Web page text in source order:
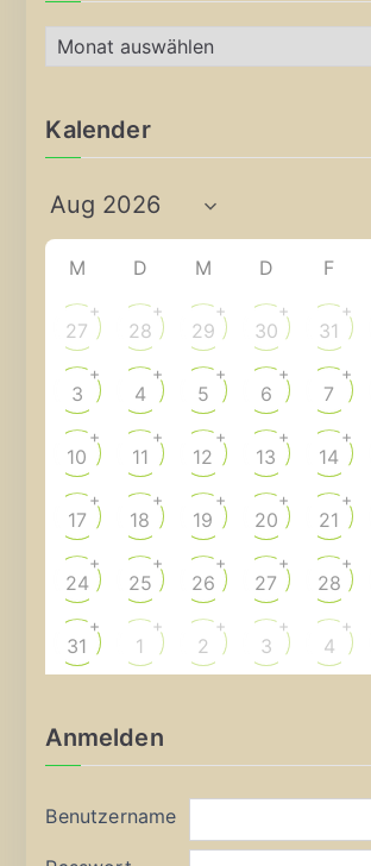
r
h
v
Kalender
M D M D F
27
+
28
+
29
+
30
+
31
+
3
+
4
+
5
+
6
+
7
+
10
+
11
+
12
+
13
+
14
+
17
+
18
+
19
+
20
+
21
+
24
+
25
+
26
+
27
+
28
+
31
+
1
+
2
+
3
+
4
+
Anmelden
Benutzername